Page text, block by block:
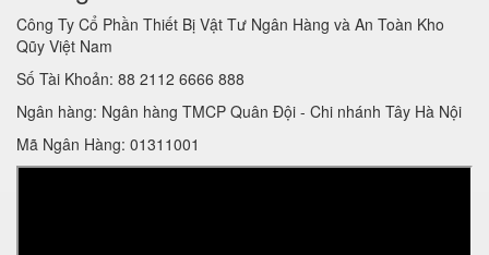
Công Ty Cổ Phần Thiết Bị Vật Tư Ngân Hàng và An Toàn Kho
Qũy Việt Nam
Số Tài Khoản: 88 2112 6666 888
Ngân hàng: Ngân hàng TMCP Quân Đội - Chi nhánh Tây Hà Nội
Mã Ngân Hàng: 01311001